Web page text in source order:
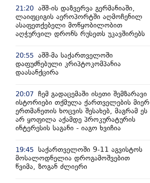
21:20 აშშ-ის დაზვერვა გერმანიაში,
ლაიფციგის აეროპორტში აღმოჩენილ
ასაფეთქებელი მოწყობილობით
აღჭურვილ დრონს რუსეთს უკავშირებს
20:55 აშშ-მა საქართველოში
დაფუძნებული კრიპტოკომპანია
დაასანქცირა
20:07 ჩემ გადაცემაში ისეთი შემზარავი
ისტორიები თქმულა ქართველების მიერ
ერთმანეთის ხოცვის შესახებ, მაგრამ ეს
არ ყოფილა აქამდე პროკურატურის
ინტერესის საგანი - იაგო ხვიჩია
19:45 საქართველოში 9-11 აგვისტოს
მოსალოდნელია დროგამოშვებით
წვიმა, ზოგან ძლიერი